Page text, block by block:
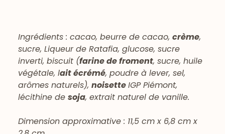
Ingrédients : cacao, beurre de cacao, crème,
sucre, Liqueur de Ratafia, glucose, sucre
inverti, biscuit (farine de froment, sucre, huile
végétale, lait écrémé, poudre à lever, sel,
arômes naturels), noisetteIGP Piémont,
lécithine de soja, extrait naturel de vanille.
Dimension approximative : 11,5 cm x 6,8 cm x